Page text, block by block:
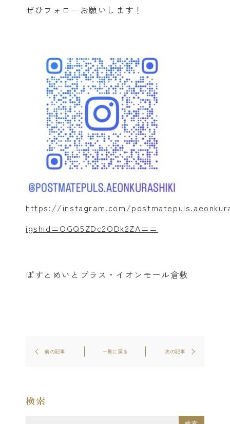
ぜひフォローお願いします！
https://instagram.com/
igshid=OGQ5ZDc2ODk2ZA==
ぽすとめいとプラス・イオンモール倉敷
一覧に戻る
前の記事 次の記事
検索
Be Mystyle Program
よくあるご質問
お知らせ
お問い合わせ
一時預かり予約